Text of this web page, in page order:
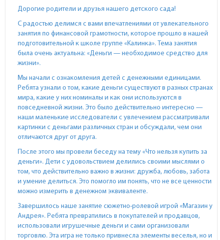
Дорогие родители и друзья нашего детского сада!
С радостью делимся с вами впечатлениями от увлекательного
занятия по финансовой грамотности, которое прошло в нашей
подготовительной к школе группе «Калинка». Тема занятия
была очень актуальна: «Деньги — необходимое средство для
жизни».
Мы начали с ознакомления детей с денежными единицами.
Ребята узнали о том, какие деньги существуют в разных странах
мира, какие у них номиналы и как они используются в
повседневной жизни. Это было действительно интересно —
наши маленькие исследователи с увлечением рассматривали
картинки с деньгами различных стран и обсуждали, чем они
отличаются друг от друга.
После этого мы провели беседу на тему «Что нельзя купить за
деньги». Дети с удовольствием делились своими мыслями о
том, что действительно важно в жизни: дружба, любовь, забота
и умение делиться. Это помогло им понять, что не все ценности
можно измерить в денежном эквиваленте.
Завершилось наше занятие сюжетно-ролевой игрой «Магазин у
Андрея». Ребята превратились в покупателей и продавцов,
использовали игрушечные деньги и сами организовали
торговлю. Эта игра не только привнесла элементы веселья, но и